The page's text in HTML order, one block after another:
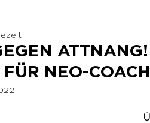
Kategorie
FÜR NEO-